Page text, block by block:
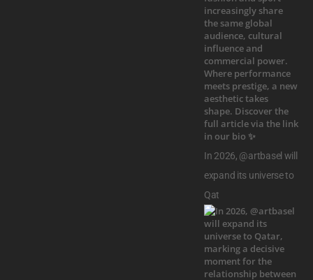
In 2026, @artbasel will
expand its universe to
Qat